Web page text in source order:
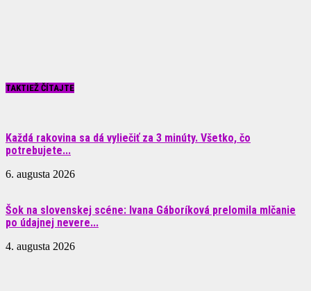
TAKTIEŽ ČÍTAJTE
Každá rakovina sa dá vyliečiť za 3 minúty. Všetko, čo
potrebujete...
6. augusta 2026
Šok na slovenskej scéne: Ivana Gáboríková prelomila mlčanie
po údajnej nevere...
4. augusta 2026